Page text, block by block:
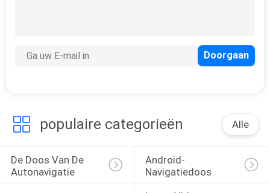
GEVALLEN
PRIVACY
POLICY
Lexus Video
Interface
populaire categorieën Alle
De Doos Van De
Autonavigatie
Android-
Navigatiedoos